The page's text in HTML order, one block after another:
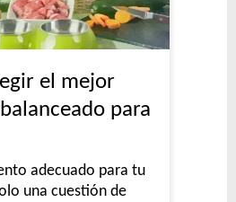
el mejor
para
adecuado para tu
una cuestión de